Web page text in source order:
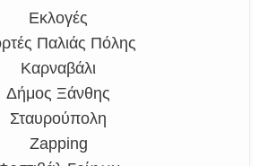
Εκλογές
Παλιάς Πόλης
Καρναβάλι
Δήμος Ξάνθης
Σταυρούπολη
Zapping